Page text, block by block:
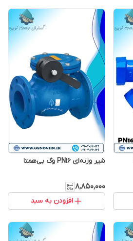
شیر وزنه‌ای PN16 وگ بی‌همتا
۸٬۸۵۰٬۰۰۰
افزودن به سبد